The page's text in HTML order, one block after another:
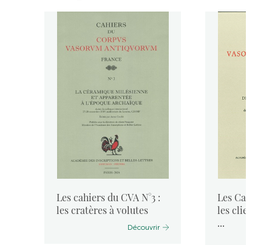
Les cahiers du CVA N°3 :
les cratères à volutes
Découvrir
Les Cahiers
les clients
...